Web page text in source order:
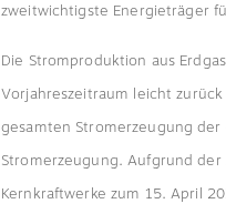
zweitwichtigste Energieträger
Die Stromproduktion aus
Vorjahreszeitraum leicht
gesamten Stromerzeugung
Stromerzeugung. Aufgrund
Kernkraftwerke zum 15. April